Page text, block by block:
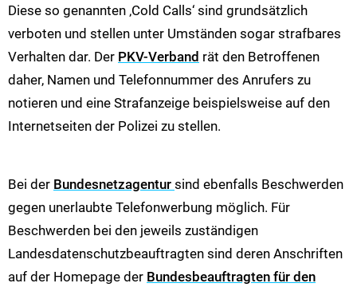
Diese so genannten ‚Cold Calls‘ sind grundsätzlich
verboten und stellen unter Umständen sogar strafbares
Verhalten dar. Der PKV-Verband rät den Betroffenen
daher, Namen und Telefonnummer des Anrufers zu
notieren und eine Strafanzeige beispielsweise auf den
Internetseiten der Polizei zu stellen.
Bei der Bundesnetzagentur sind ebenfalls Beschwerden
gegen unerlaubte Telefonwerbung möglich. Für
Beschwerden bei den jeweils zuständigen
Landesdatenschutzbeauftragten sind deren Anschriften
auf der Homepage der Bundesbeauftragten für den